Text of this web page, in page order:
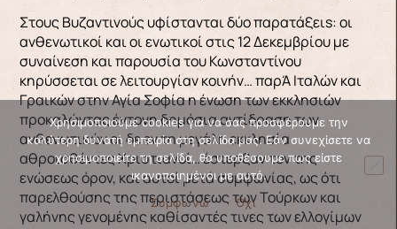
Στους Βυζαντινούς υφίστανται δύο παρατάξειs: οι
ανθενωτικοί και οι ενωτικοί στις 12 Δεκεμβρίου με
συναίνεση και παρουσία του Κωνσταντίνου
κηρύσσεται σε λειτουργίαν κοινήν… παρΆ Ιταλών και
Γραικών στην Αγία Σοφία η ένωση των εκκλησιών
προκαλώντας έντονη δημόσια αντίδραση των
ανθενωτικών οι δε εν τη μεγάλη εκκλησία
αθροισθέντες Xριστιανοί… έστερξαν τον της
ενώσεως όρον, και αυτοί μετά συμφωνίας, ως ότι
παρελθούσης της περιστάσεως των Τούρκων και
γαλήνης γενομένης καθίσαντές τινες των ελλογίμων
Χρησιμοποιούμε cookies για να σας προσφέρουμε την
καλύτερη δυνατή εμπειρία στη σελίδα μας. Εάν συνεχίσετε να
χρησιμοποιείτε τη σελίδα, θα υποθέσουμε πως είστε
ικανοποιημένοι με αυτό.
Συμφωνώ
Όχι